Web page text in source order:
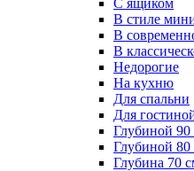
В стиле
В
В
Недорогие
На кухню
Для спальни
Для
Глубиной 90
Глубиной 80
Глубина 70